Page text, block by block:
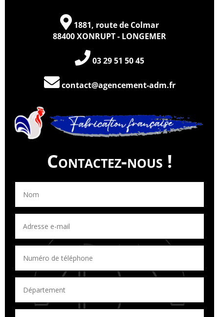
1881, route de Colmar
88400 XONRUPT - LONGEMER
03 29 51 50 45
contact@agencement-adm.fr
Contactez-nous !